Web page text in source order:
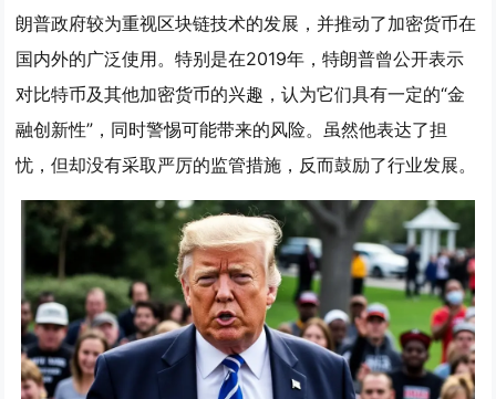
朗普政府较为重视区块链技术的发展，并推动了加密货币在
国内外的广泛使用。特别是在2019年，特朗普曾公开表示
对比特币及其他加密货币的兴趣，认为它们具有一定的“金
融创新性”，同时警惕可能带来的风险。虽然他表达了担
忧，但却没有采取严厉的监管措施，反而鼓励了行业发展。